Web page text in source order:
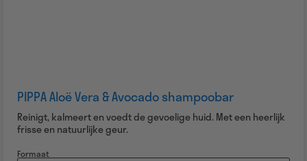
PIPPA Aloë Vera & Avocado shampoobar
Reinigt, kalmeert en voedt de gevoelige huid. Met een heerlijk
frisse en natuurlijke geur.
Formaat